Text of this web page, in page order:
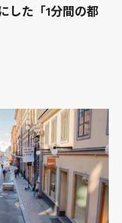
した「1分間の都